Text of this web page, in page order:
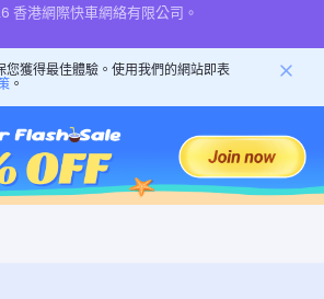
香港網際快車網絡有限公司。
獲得最佳體驗。使用我們的網站即表
。